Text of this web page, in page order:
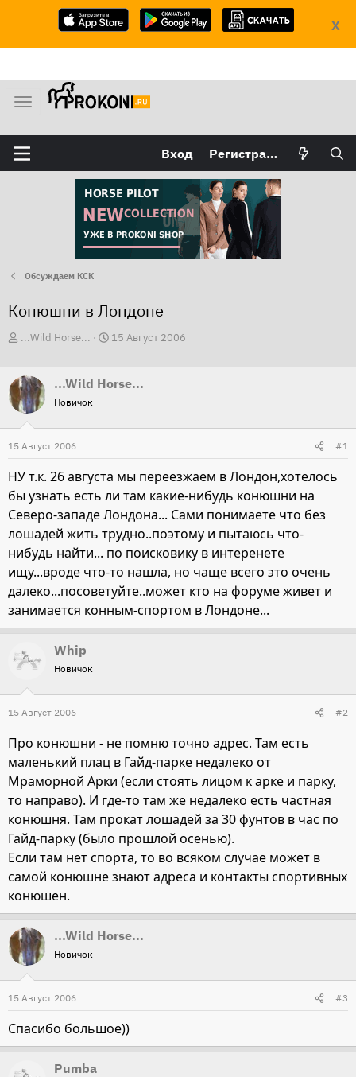
X
М
н
ю
Вход Регистрация
Обсуждаем КСК
Конюшни в Лондоне
А
т
о
р
т
е
м
...Wild Horse...
Д
а
а
15 Август 2006
...Wild Horse...
Новичок
15 Август 2006 #1
НУ т.к. 26 августа мы переезжаем в Лондон,хотелось
бы узнать есть ли там какие-нибудь конюшни на
Северо-западе Лондона... Сами понимаете что без
лошадей жить трудно..поэтому и пытаюсь что-
нибудь найти... по поисковику в интеренете
ищу...вроде что-то нашла, но чаще всего это очень
далеко...посоветуйте..может кто на форуме живет и
занимается конным-спортом в Лондоне...
Whip
Новичок
15 Август 2006 #2
Про конюшни - не помню точно адрес. Там есть
маленький плац в Гайд-парке недалеко от
Мраморной Арки (если стоять лицом к арке и парку,
то направо). И где-то там же недалеко есть частная
конюшня. Там прокат лошадей за 30 фунтов в час по
Гайд-парку (было прошлой осенью).
Если там нет спорта, то во всяком случае может в
самой конюшне знают адреса и контакты спортивных
конюшен.
...Wild Horse...
Новичок
15 Август 2006 #3
Спасибо большое))
Pumba